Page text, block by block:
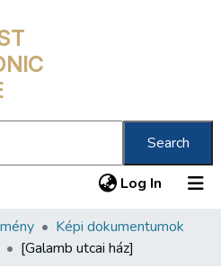
Search
Log In (current)
Képi dokumentumok
[Galamb utcai ház]